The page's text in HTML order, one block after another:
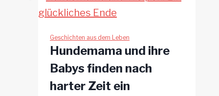
Geschichten aus dem Leben
Hundemama und ihre
Babys finden nach
harter Zeit ein